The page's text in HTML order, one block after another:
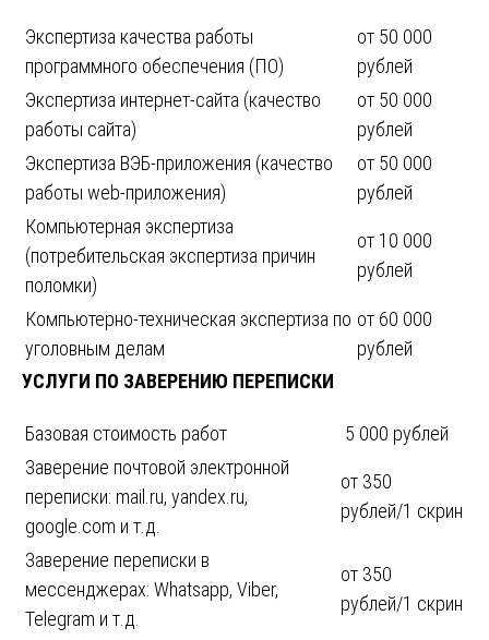
Экспертиза качества работы
программного обеспечения (ПО)
от 50 000
рублей
Экспертиза интернет-сайта (качество
работы сайта)
от 50 000
рублей
Экспертиза ВЭБ-приложения (качество
работы web-приложения)
от 50 000
рублей
Компьютерная экспертиза
(потребительская экспертиза причин
поломки)
от 10 000
рублей
Компьютерно-техническая экспертиза по
уголовным делам
от 60 000
рублей
УСЛУГИ ПО ЗАВЕРЕНИЮ ПЕРЕПИСКИ
Базовая стоимость работ
5 000 рублей
Заверение почтовой электронной
переписки: mail.ru, yandex.ru,
google.com и т.д.
от 350
рублей/1 скрин
Заверение переписки в
мессенджерах: Whatsapp, Viber,
Telegram и т.д.
от 350
рублей/1 скрин